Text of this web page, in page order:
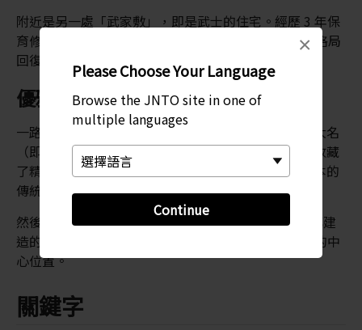
Please Choose Your Language
Browse the JNTO site in one of
multiple languages
Continue
×
附近是另一處「武家敷」，即是武士的住宅。經歷 3 年保
育修復工作後，住宅已根據明治時期 (1868-1912) 的格局
回復原貌，並自 2018 年起對外開放。
優雅品茗世界
一路逛過來，下一站會來到田邊美術館，你可以體會大名
（即偉大的城堡領主）精緻高雅的上流世界。美術館收藏
了精英武士在茶道中所用的碗和茶具，從中可一窺日本的
傳統與品味。
然後，走到明明庵茶館，那是 1779 年為藩主松平治郷建
造的一間茅草小屋，這位藩主將
推至茶道文化的中
心位置。
關鍵字